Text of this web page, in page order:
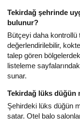
Tekirdağ şehrinde
bulunur?
Bütçeyi daha
değerlendirilebilir,
talep gören
listeleme
sunar.
Tekirdağ lüks düğün
Şehirdeki lüks düğün
satar. Otel balo